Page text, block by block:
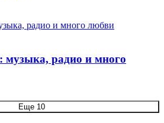
радио и много
Еще 10